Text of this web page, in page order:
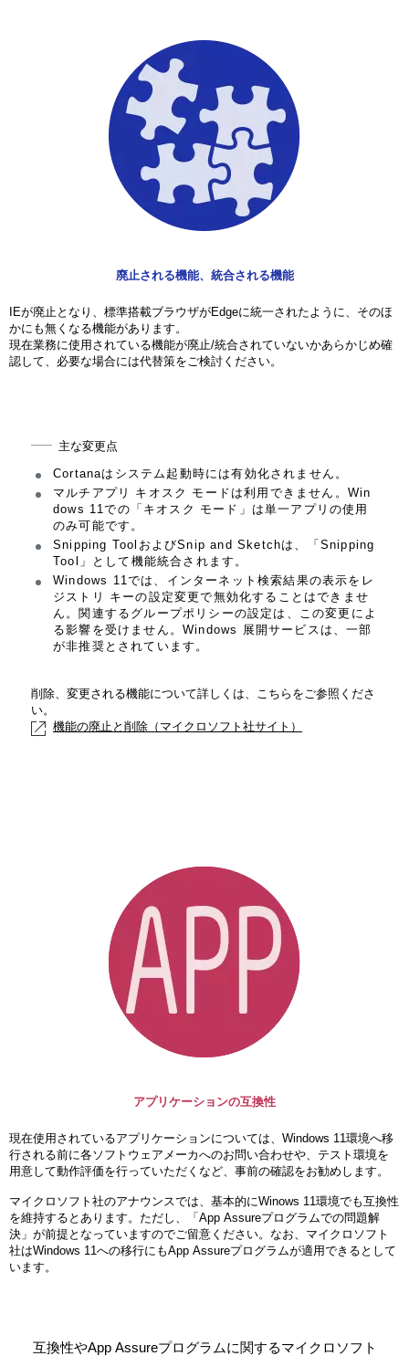
廃止される機能、統合される機能
IEが廃止となり、標準搭載ブラウザがEdgeに統一されたように、そのほ
かにも無くなる機能があります。
現在業務に使用されている機能が廃止/統合されていないかあらかじめ確
認して、必要な場合には代替策をご検討ください。
主な変更点
Cortanaはシステム起動時には有効化されません。
マルチアプリ キオスク モードは利用できません。Win
dows 11での「キオスク モード」は単一アプリの使用
のみ可能です。
Snipping ToolおよびSnip and Sketchは、「Snipping
Tool」として機能統合されます。
Windows 11では、インターネット検索結果の表示をレ
ジストリ キーの設定変更で無効化することはできませ
ん。関連するグループポリシーの設定は、この変更によ
る影響を受けません。Windows 展開サービスは、一部
が非推奨とされています。
削除、変更される機能について詳しくは、こちらをご参照くださ
い。
機能の廃止と削除（マイクロソフト社サイト）
アプリケーションの互換性
現在使用されているアプリケーションについては、Windows 11環境へ移
行される前に各ソフトウェアメーカへのお問い合わせや、テスト環境を
用意して動作評価を行っていただくなど、事前の確認をお勧めします。
マイクロソフト社のアナウンスでは、基本的にWinows 11環境でも互換性
を維持するとあります。ただし、「App Assureプログラムでの問題解
決」が前提となっていますのでご留意ください。なお、マイクロソフト
社はWindows 11への移行にもApp Assureプログラムが適用できるとして
います。
互換性やApp Assureプログラムに関するマイクロソフト